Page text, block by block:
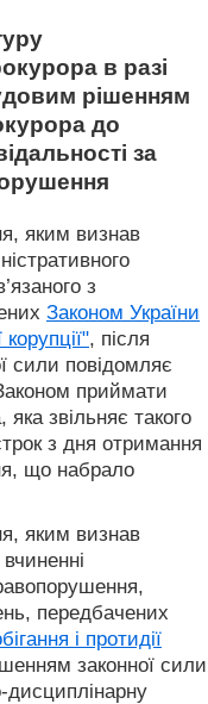
в разі
рішенням
до
за
яким визнав
з
Законом України
, після
сили повідомляє
приймати
звільняє такого
з дня отримання
що набрало
яким визнав
передбачених
і протидії
законної сили
дисциплінарну